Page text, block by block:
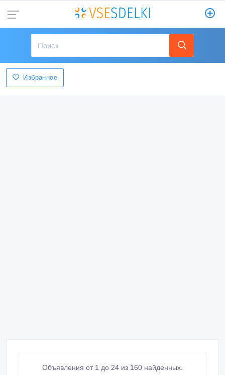
Избранное
Объявления от 1 до 24 из 160 найденных.